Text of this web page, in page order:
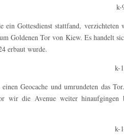
ein Gottesdienst stattfand,
Goldenen Tor von Kiew. Es handelt
erbaut wurde.
Geocache und umrundeten das
wir die Avenue weiter hinaufgingen